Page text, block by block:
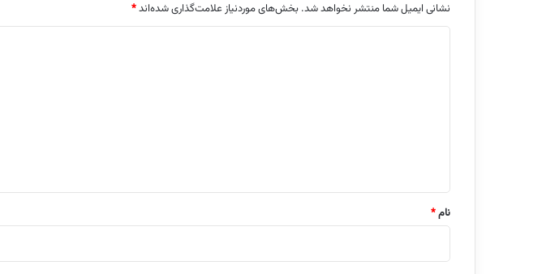
نشانی ایمیل شما منتشر نخواهد شد. بخش‌های موردنیاز علامت‌گذاری شده‌اند*
نام*